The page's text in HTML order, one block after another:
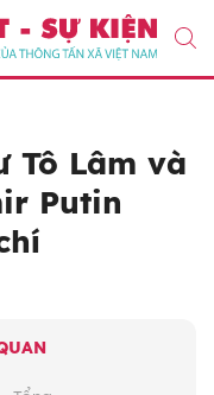
Tô Lâm và
Putin